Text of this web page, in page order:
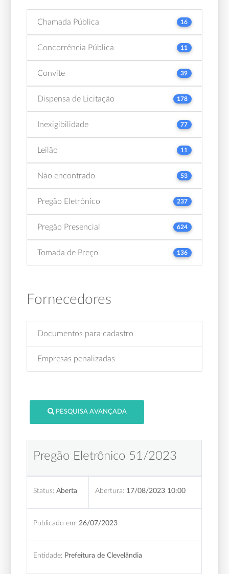
Chamada Pública 16
Concorrência Pública 11
Convite 39
Dispensa de Licitação 178
Inexigibilidade 77
Leilão 11
Não encontrado 53
Pregão Eletrônico 237
Pregão Presencial 624
Tomada de Preço 136
Fornecedores
Documentos para cadastro
Empresas penalizadas
PESQUISA AVANÇADA
Pregão Eletrônico 51/2023
Status: Aberta Abertura: 17/08/2023 10:00
Publicado em: 26/07/2023
Entidade: Prefeitura de Clevelândia